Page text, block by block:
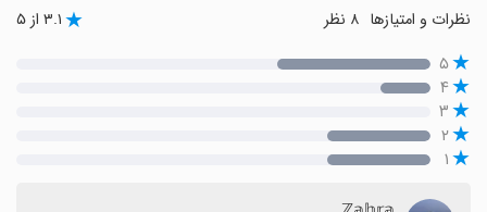
نظرات و امتیازها ۳.۱ از ۵
۵
۴
۳
۲
۱